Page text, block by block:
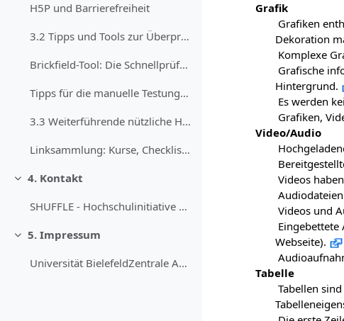
H5P und Barrierefreiheit
3.2 Tipps und Tools zur Überprüfung Über die imple...
Brickfield-Tool: Die Schnellprüfung des eigenen Kurses
Tipps für die manuelle Testung von Moodle-Kursen
3.3 Weiterführende nützliche Hinweise zur Gestaltu...
Linksammlung: Kurse, Checklisten, Leitfäden und Weiteres
Einklappen
4. Kontakt
SHUFFLE - Hochschulinitiative digitale Barrierefre...
Einklappen
5. Impressum
Universität BielefeldZentrale Anlaufstelle Barrier...
Grafik
Grafiken
Dekoration
Komplexe
Grafische
Hintergrund.
Es werden
Grafiken,
Video/Audio
Videos
Videos und
Eingebettete
Webseite).
Tabelle
Tabellen